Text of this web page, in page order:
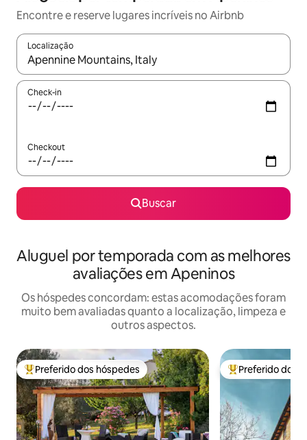
Encontre e reserve lugares incríveis no Airbnb
Localização
Quando os resultados estiverem disponíveis, explore-os
Check-in
Checkout
Buscar
Aluguel por temporada com as melhores
avaliações em Apeninos
Os hóspedes concordam: estas acomodações foram
muito bem avaliadas quanto a localização, limpeza e
outros aspectos.
Entre os melhores preferidos dos hóspedes
Preferido dos hóspedes Entre os
Preferido dos